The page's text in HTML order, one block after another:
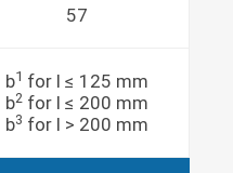
57
b1 for l ≤ 125 mm
b2 for l ≤ 200 mm
b3 for l > 200 mm